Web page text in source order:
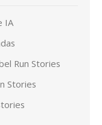
IA
Run Stories
Stories